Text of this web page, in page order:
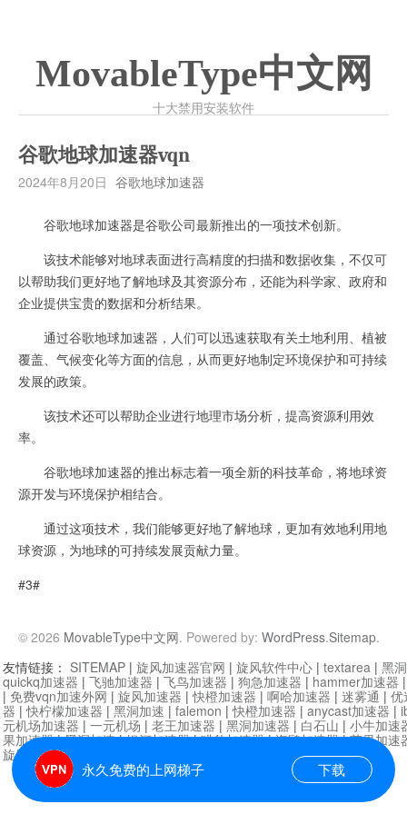
MovableType中文网
十大禁用安装软件
谷歌地球加速器vqn
2024年8月20日 谷歌地球加速器
谷歌地球加速器是谷歌公司最新推出的一项技术创新。
该技术能够对地球表面进行高精度的扫描和数据收集，不仅可
以帮助我们更好地了解地球及其资源分布，还能为科学家、政府和
企业提供宝贵的数据和分析结果。
通过谷歌地球加速器，人们可以迅速获取有关土地利用、植被
覆盖、气候变化等方面的信息，从而更好地制定环境保护和可持续
发展的政策。
该技术还可以帮助企业进行地理市场分析，提高资源利用效
率。
谷歌地球加速器的推出标志着一项全新的科技革命，将地球资
源开发与环境保护相结合。
通过这项技术，我们能够更好地了解地球，更加有效地利用地
球资源，为地球的可持续发展贡献力量。
#3#
© 2026 MovableType中文网. Powered by: WordPress.Sitemap.
永久免费的上网梯子 下载
友情链接： SITEMAP | 旋风加速器官网 | 旋风软件中心 | textarea | 黑
quickq加速器 | 飞驰加速器 | 飞鸟加速器 | 狗急加速器 | hammer加速器
| 免费vqn加速外网 | 旋风加速器 |快橙加速器 | 啊哈加速器 | 迷雾通 | 优
器 |快柠檬加速器 | 黑洞加速 | falemon |快橙加速器 | anycast加速器 |
元机场加速器 | 一元机场 | 老王加速器 | 黑洞加速器 | 白石山 | 小牛加速
果加速器|黑洞加速|银河加速器|猎豹加速器|海鸥加速器|芒果加速
旋风加速器度器